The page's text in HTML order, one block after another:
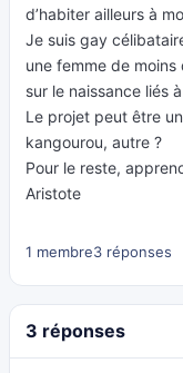
d’habiter ailleurs à
Je suis gay
une femme de
sur le naissance liés à
Le projet peut être
kangourou, autre ?
Pour le reste,
Aristote
1 membre3 réponses
3 réponses